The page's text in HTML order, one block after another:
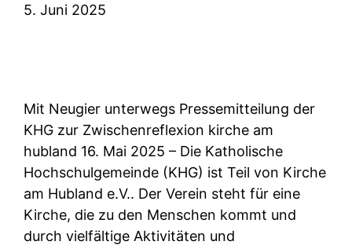
5. Juni 2025
Mit Neugier unterwegs Pressemitteilung der
KHG zur Zwischenreflexion kirche am
hubland 16. Mai 2025 – Die Katholische
Hochschulgemeinde (KHG) ist Teil von Kirche
am Hubland e.V.. Der Verein steht für eine
Kirche, die zu den Menschen kommt und
durch vielfältige Aktivitäten und